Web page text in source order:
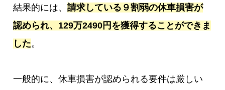
結果的には、請求している９割弱の休車損害が
認められ、129万2490円を獲得することができま
した。
一般的に、休車損害が認められる要件は厳しい